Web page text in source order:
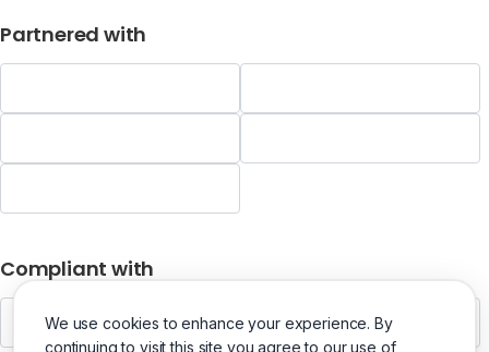
We use cookies to enhance your experience. By
continuing to visit this site you agree to our use of
Partnered with
Compliant with